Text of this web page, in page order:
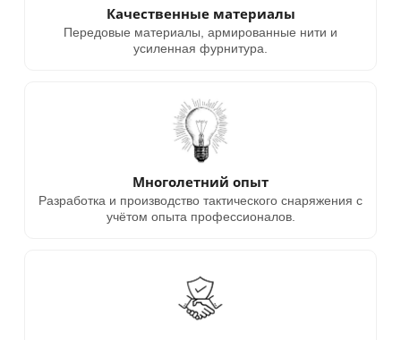
Качественные материалы
Передовые материалы, армированные нити и
усиленная фурнитура.
Многолетний опыт
Разработка и производство тактического снаряжения с
учётом опыта профессионалов.